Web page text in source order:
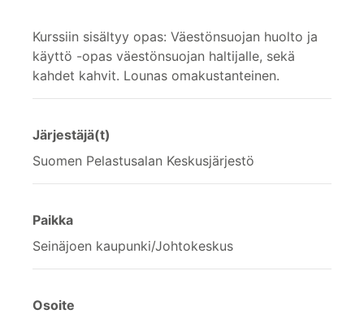
Kurssiin sisältyy opas: Väestönsuojan huolto ja
käyttö -opas väestönsuojan haltijalle, sekä
kahdet kahvit. Lounas omakustanteinen.
Järjestäjä(t)
Suomen Pelastusalan Keskusjärjestö
Paikka
Seinäjoen kaupunki/Johtokeskus
Osoite